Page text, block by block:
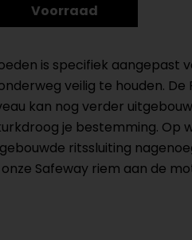
Voorraad
is specifiek aangepast
veilig te houden. De
kan nog verder
je bestemming. Op
ritssluiting
Safeway riem aan de